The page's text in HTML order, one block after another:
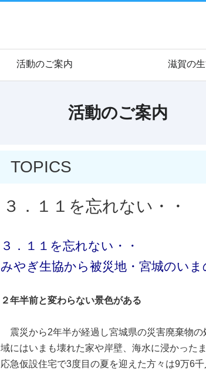
活動のご案内 滋賀の
活動のご案内
TOPICS
３．１１を忘れない・・
３．１１を忘れない・・
みやぎ生協から被災地・宮城のいま
２年半前と変わらない景色がある
震災から2年半が経過し宮城県の災害廃棄物
域にはいまも壊れた家や岸壁、海水に浸かった
応急仮設住宅で3度目の夏を迎えた方々は9万6